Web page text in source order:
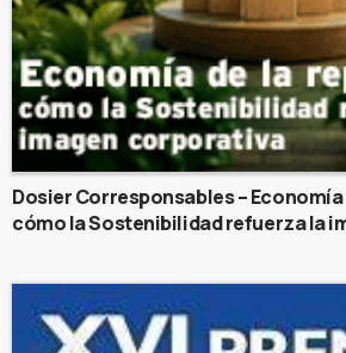
Dosier Corresponsables –
cómo la Sostenibilidad refuerza la